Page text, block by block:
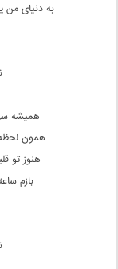
به دنیای من
همیشه
همون
هنوز تو
بازم